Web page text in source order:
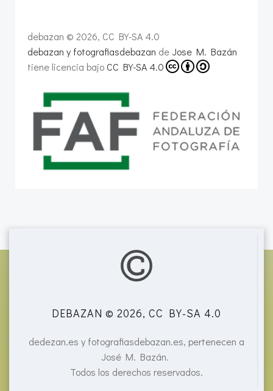
debazan © 2026, CC BY-SA 4.0
debazan y fotografiasdebazan de Jose M. Bazán
tiene licencia bajoCC BY-SA 4.0
DEBAZAN © 2026, CC BY-SA 4.0
dedezan.es y fotografiasdebazan.es, pertenecen a
José M. Bazán.
Todos los derechos reservados.